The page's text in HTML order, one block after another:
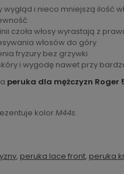
i nieco mniejszą ilość
czoła włosy wyrastają z
włosów do góry
fryzury bez grzywki
i wygodę nawet przy
peruka dla mężczyzn Roger
kolor M44s.
, peruka lace front, peruka